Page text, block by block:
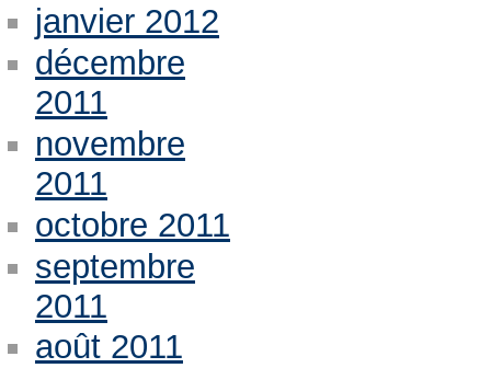
janvier 2012
décembre
2011
novembre
2011
octobre 2011
septembre
2011
août 2011